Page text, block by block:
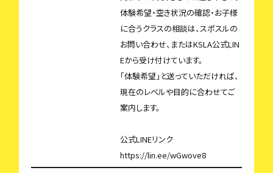
体験希望・空き状況の確認・お子様
に合うクラスの相談は、スポスルの
お問い合わせ、またはKSLA公式LIN
Eから受け付けています。
「体験希望」と送っていただければ、
現在のレベルや目的に合わせてご
案内します。
公式LINEリンク
https://lin.ee/wGwove8